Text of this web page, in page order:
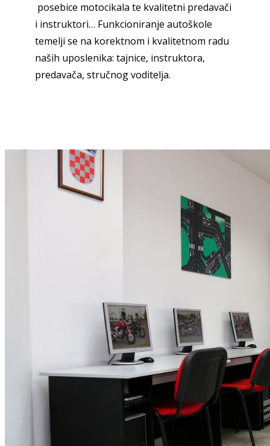
posebice motocikala te kvalitetni predavači
i instruktori… Funkcioniranje autoškole
temelji se na korektnom i kvalitetnom radu
naših uposlenika: tajnice, instruktora,
predavača, stručnog voditelja.